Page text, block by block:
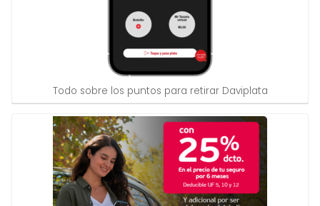
Todo sobre los puntos para retirar Daviplata